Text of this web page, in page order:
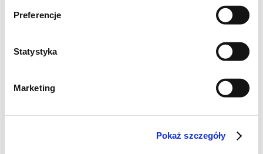
Preferencje
Statystyka
Marketing
Pokaż szczegóły
1 kg pomidorów
1 pęk młodej włoszczyzny
sól i pieprz do smaku